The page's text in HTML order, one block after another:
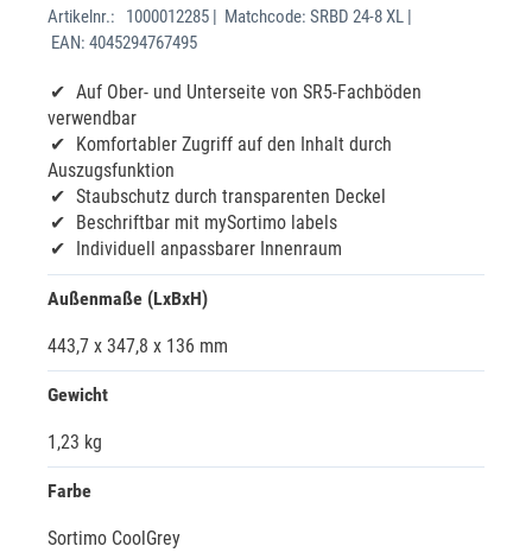
Artikelnr.:
1000012285 | Matchcode: SRBD 24-8 XL |
EAN: 4045294767495
Auf Ober- und Unterseite von SR5-Fachböden
verwendbar
Komfortabler Zugriff auf den Inhalt durch
Auszugsfunktion
Staubschutz durch transparenten Deckel
Beschriftbar mit mySortimo labels
Individuell anpassbarer Innenraum
Außenmaße (LxBxH)
443,7 x 347,8 x 136 mm
Gewicht
1,23 kg
Farbe
Sortimo CoolGrey